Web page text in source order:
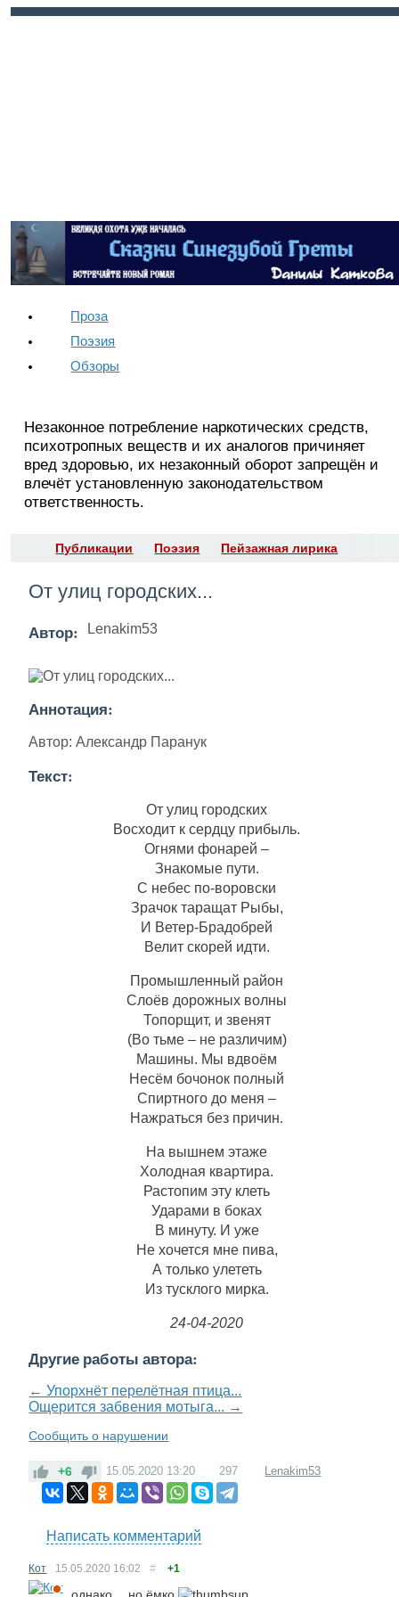
Проза
Поэзия
Обзоры
Незаконное потребление наркотических средств,
психотропных веществ и их аналогов причиняет
вред здоровью, их незаконный оборот запрещён и
влечёт установленную законодательством
ответственность.
Публикации Поэзия Пейзажная лирика
От улиц городских...
Автор:
Lenakim53
Аннотация:
Автор: Александр Паранук
Текст:
От улиц городских
Восходит к сердцу прибыль.
Огнями фонарей –
Знакомые пути.
С небес по-воровски
Зрачок таращат Рыбы,
И Ветер-Брадобрей
Велит скорей идти.
Промышленный район
Слоёв дорожных волны
Топорщит, и звенят
(Во тьме – не различим)
Машины. Мы вдвоём
Несём бочонок полный
Спиртного до меня –
Нажраться без причин.
На вышнем этаже
Холодная квартира.
Растопим эту клеть
Ударами в боках
В минуту. И уже
Не хочется мне пива,
А только улететь
Из тусклого мирка.
24-04-2020
Другие работы автора:
← Упорхнёт перелётная птица...
Ощерится забвения мотыга... →
Сообщить о нарушении
+6 15.05.2020 13:20 297 Lenakim53
Написать комментарий
Кот 15.05.2020 16:02 # +1